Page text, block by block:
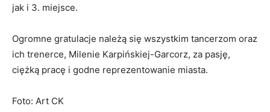
jak i 3. miejsce.
​Ogromne gratulacje należą się wszystkim tancerzom oraz
ich trenerce, Milenie Karpińskiej-Garcorz, za pasję,
ciężką pracę i godne reprezentowanie miasta.
Foto: Art CK